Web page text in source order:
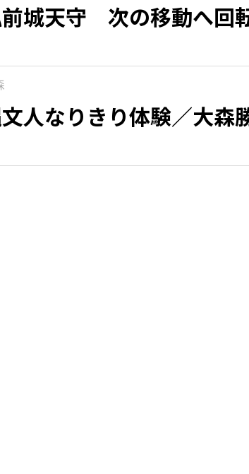
城天守 次の移動へ回
人なりきり体験／大森